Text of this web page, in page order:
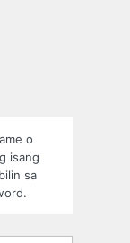
o
isang
sa